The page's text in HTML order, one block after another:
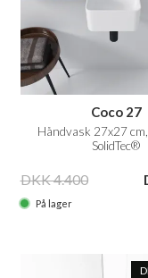
Coco 27
Håndvask 27x27
SolidTec®
DKK 4.400
På lager